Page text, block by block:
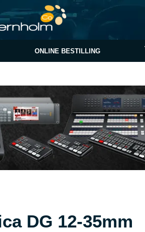
ONLINE BESTILLING
DG 12-35mm